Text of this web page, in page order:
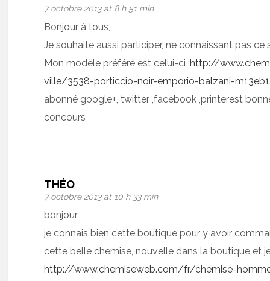
7 octobre 2013 at 8 h 51 min
Bonjour à tous,
Je souhaite aussi participer, ne connaissant pas ce
Mon modèle préféré est celui-ci :http://
ville/3538-porticcio-noir-emporio-balzani-
abonné google+, twitter ,facebook ,printerest
concours
THÉO
7 octobre 2013 at 10 h 33 min
bonjour
je connais bien cette boutique pour y avoir
cette belle chemise, nouvelle dans la boutique et
http://www.chemiseweb.com/fr/chemise-